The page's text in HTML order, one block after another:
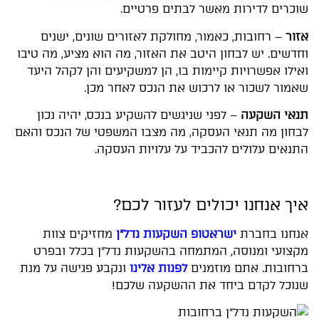
שוכרים לדירות מאשר לבתים פרטיים.
אזור – רחובות, כאמור, מחולקת לאזורים שונים, ישנים
וחדשים. יש לבחון היטב את האזור, מה הוא מציע, מה טיבו
ואילו אפשרויות קיימות בו, הן למשקיעים והן לקהל היעד
שאמור לשכור או לרכוש את הנכס לאחר מכן.
תנאי השקעה – לפני שניגשים להשקיע בנכס, יהיה נכון
לבחון מה תנאי העסקה, מה מצבו המשפטי של הנכס והאם
התנאים עלולים להכביד על עלויות העסקה.
איך אנחנו יכולים לעזור לכם?
אנחנו בחברת ישראטופ השקעות נדל"ן מחזיקים צוות
מקצועי ומנוסה, המתמחה בהשקעות נדל"ן בכלל ובפרט
ברחובות. אתם מוזמניםלפנות אלינו ונקבע פגישה על מנת
שנוכל לקדם ביחד את ההשקעה שלכם!